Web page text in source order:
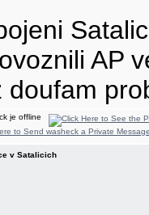
AP
doufam
v Satalicich